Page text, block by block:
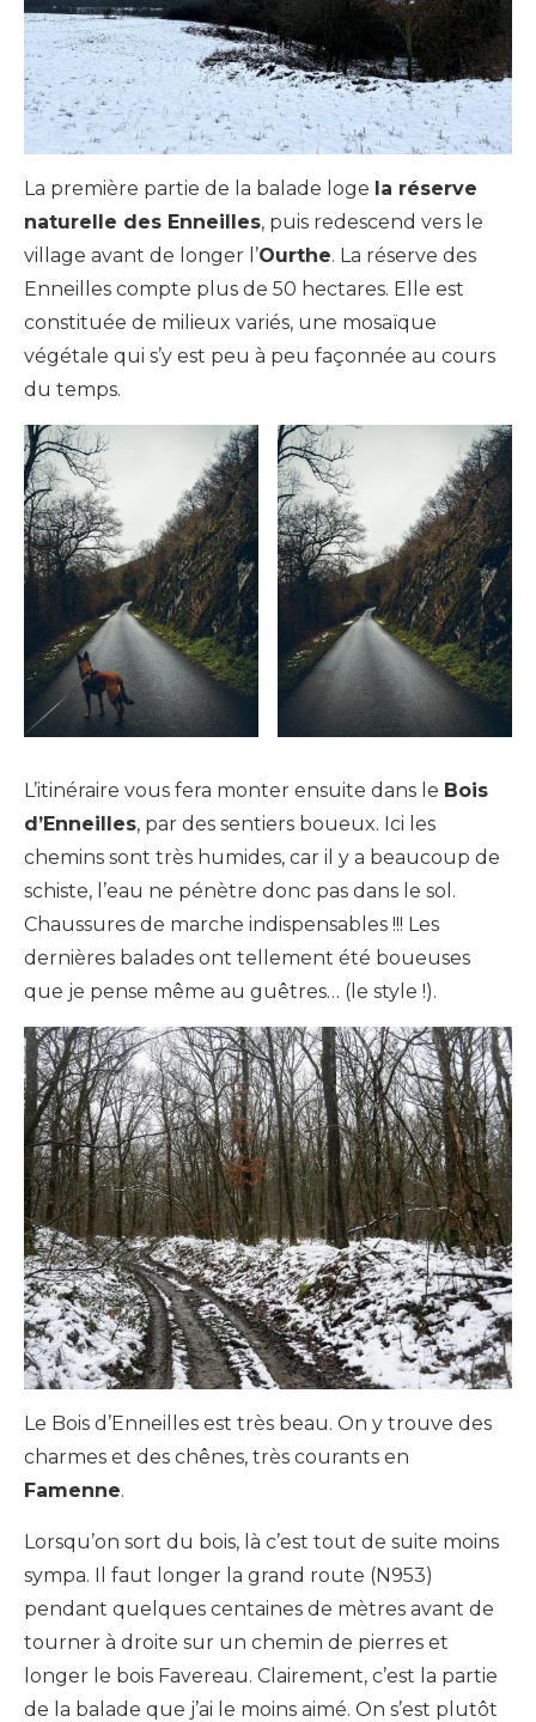
La première partie de la balade loge la réserve
naturelle des Enneilles, puis redescend vers le
village avant de longer l’Ourthe. La réserve des
Enneilles compte plus de 50 hectares. Elle est
constituée de milieux variés, une mosaïque
végétale qui s’y est peu à peu façonnée au cours
du temps.
L’itinéraire vous fera monter ensuite dans le Bois
d’Enneilles, par des sentiers boueux. Ici les
chemins sont très humides, car il y a beaucoup de
schiste, l’eau ne pénètre donc pas dans le sol.
Chaussures de marche indispensables !!! Les
dernières balades ont tellement été boueuses
que je pense même au guêtres… (le style !).
Le Bois d’Enneilles est très beau. On y trouve des
charmes et des chênes, très courants en
Famenne.
Lorsqu’on sort du bois, là c’est tout de suite moins
sympa. Il faut longer la grand route (N953)
pendant quelques centaines de mètres avant de
tourner à droite sur un chemin de pierres et
longer le bois Favereau. Clairement, c’est la partie
de la balade que j’ai le moins aimé. On s’est plutôt